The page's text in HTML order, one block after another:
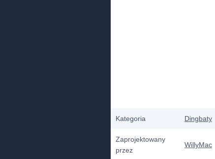
Kategoria Dingbaty
Zaprojektowany
przez
WillyMac